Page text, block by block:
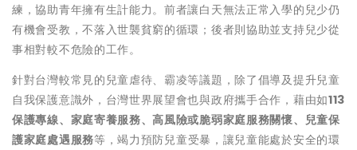
練，協助青年擁有生計能力。前者讓白天無法正常入學的兒少仍
有機會受教，不落入世襲貧窮的循環；後者則協助並支持兒少從
事相對較不危險的工作。
針對台灣較常見的兒童虐待、霸凌等議題，除了倡導及提升兒童
自我保護意識外，台灣世界展望會也與政府攜手合作，藉由如113
保護專線、家庭寄養服務、高風險或脆弱家庭服務關懷、兒童保
護家庭處遇服務等，竭力預防兒童受暴，讓兒童能處於安全的環